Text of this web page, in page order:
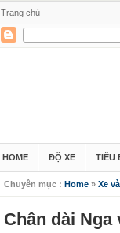
Trang chủ
HOME ĐỘ XE TIÊU
Chuyên mục : Home» Xe
Chân dài